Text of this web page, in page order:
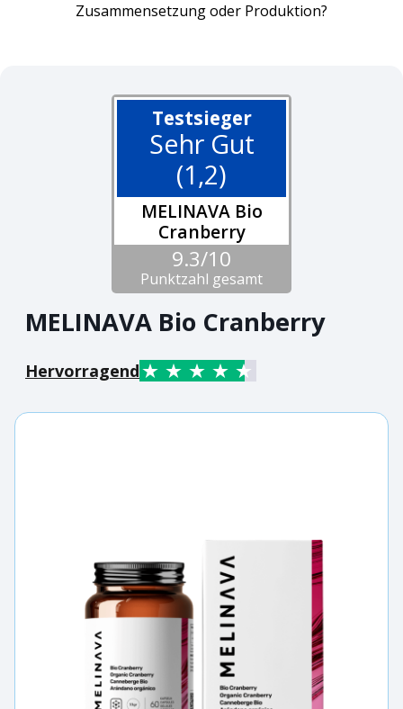
Zusammensetzung oder Produktion?
Testsieger
Sehr Gut
(1,2)
MELINAVA Bio
Cranberry
9.3/10
Punktzahl gesamt
MELINAVA Bio Cranberry
Hervorragend